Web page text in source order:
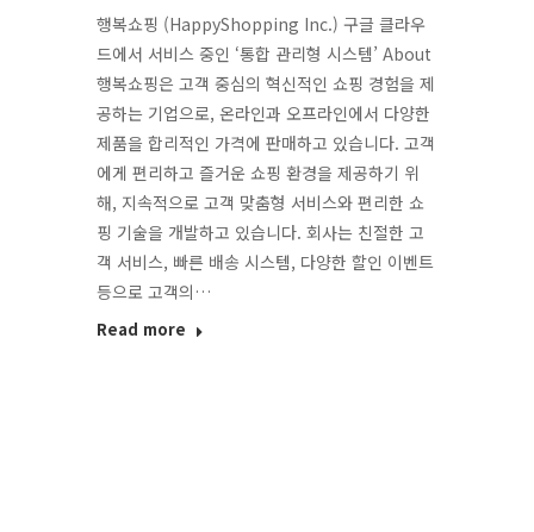
행복쇼핑 (HappyShopping Inc.) 구글 클라우
드에서 서비스 중인 ‘통합 관리형 시스템’ About
행복쇼핑은 고객 중심의 혁신적인 쇼핑 경험을 제
공하는 기업으로, 온라인과 오프라인에서 다양한
제품을 합리적인 가격에 판매하고 있습니다. 고객
에게 편리하고 즐거운 쇼핑 환경을 제공하기 위
해, 지속적으로 고객 맞춤형 서비스와 편리한 쇼
핑 기술을 개발하고 있습니다. 회사는 친절한 고
객 서비스, 빠른 배송 시스템, 다양한 할인 이벤트
등으로 고객의…
Read more